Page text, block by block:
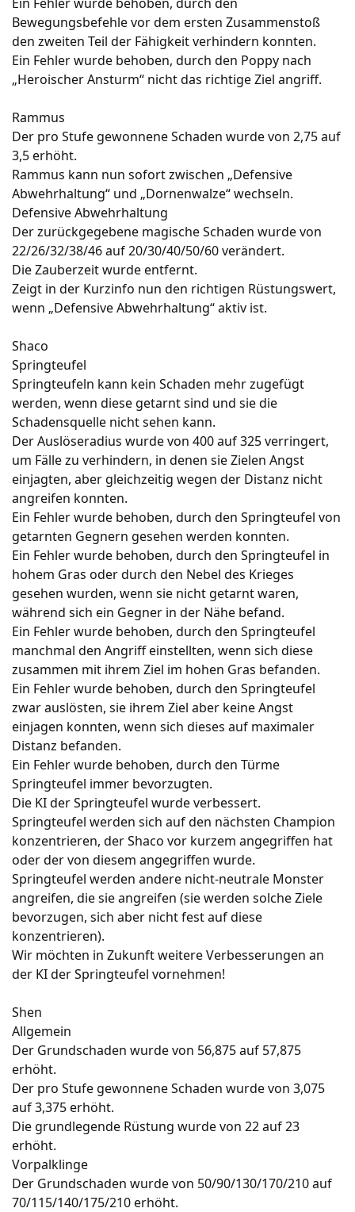
Bewegungsbefehle vor dem ersten Zusammenstoß
den zweiten Teil der Fähigkeit verhindern konnten.
Ein Fehler wurde behoben, durch den Poppy nach
„Heroischer Ansturm“ nicht das richtige Ziel angriff.
Rammus
Der pro Stufe gewonnene Schaden wurde von 2,75 auf
3,5 erhöht.
Rammus kann nun sofort zwischen „Defensive
Abwehrhaltung“ und „Dornenwalze“ wechseln.
Defensive Abwehrhaltung
Der zurückgegebene magische Schaden wurde von
22/26/32/38/46 auf 20/30/40/50/60 verändert.
Die Zauberzeit wurde entfernt.
Zeigt in der Kurzinfo nun den richtigen Rüstungswert,
wenn „Defensive Abwehrhaltung“ aktiv ist.
Shaco
Springteufel
Springteufeln kann kein Schaden mehr zugefügt
werden, wenn diese getarnt sind und sie die
Schadensquelle nicht sehen kann.
Der Auslöseradius wurde von 400 auf 325 verringert,
um Fälle zu verhindern, in denen sie Zielen Angst
einjagten, aber gleichzeitig wegen der Distanz nicht
angreifen konnten.
Ein Fehler wurde behoben, durch den Springteufel von
getarnten Gegnern gesehen werden konnten.
Ein Fehler wurde behoben, durch den Springteufel in
hohem Gras oder durch den Nebel des Krieges
gesehen wurden, wenn sie nicht getarnt waren,
während sich ein Gegner in der Nähe befand.
Ein Fehler wurde behoben, durch den Springteufel
manchmal den Angriff einstellten, wenn sich diese
zusammen mit ihrem Ziel im hohen Gras befanden.
Ein Fehler wurde behoben, durch den Springteufel
zwar auslösten, sie ihrem Ziel aber keine Angst
einjagen konnten, wenn sich dieses auf maximaler
Distanz befanden.
Ein Fehler wurde behoben, durch den Türme
Springteufel immer bevorzugten.
Die KI der Springteufel wurde verbessert.
Springteufel werden sich auf den nächsten Champion
konzentrieren, der Shaco vor kurzem angegriffen hat
oder der von diesem angegriffen wurde.
Springteufel werden andere nicht-neutrale Monster
angreifen, die sie angreifen (sie werden solche Ziele
bevorzugen, sich aber nicht fest auf diese
konzentrieren).
Wir möchten in Zukunft weitere Verbesserungen an
der KI der Springteufel vornehmen!
Shen
Allgemein
Der Grundschaden wurde von 56,875 auf 57,875
erhöht.
Der pro Stufe gewonnene Schaden wurde von 3,075
auf 3,375 erhöht.
Die grundlegende Rüstung wurde von 22 auf 23
erhöht.
Vorpalklinge
Der Grundschaden wurde von 50/90/130/170/210 auf
70/115/140/175/210 erhöht.